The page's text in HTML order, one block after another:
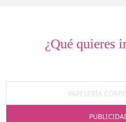
¿Qué quieres
PAPELERÍA